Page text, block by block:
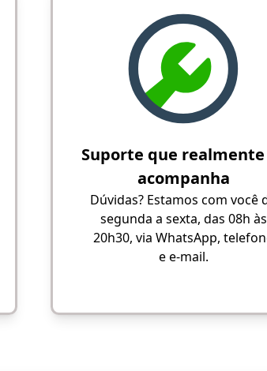
Suporte que
acompanha
Dúvidas? Estamos com você
segunda a sexta, das 08h às
20h30, via WhatsApp,
e e-mail.